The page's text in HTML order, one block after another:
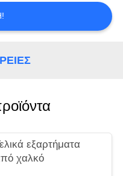
εξαρτήματα
χαλκό